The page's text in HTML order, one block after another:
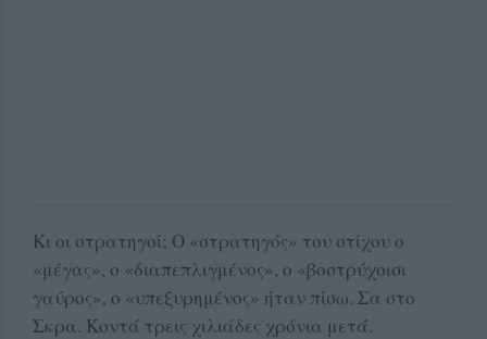
Κι οι στρατηγοί; Ο «στρατηγός» του στίχου ο
«μέγας», ο «διαπεπλιγμένος», ο «βοστρύχοισι
γαύρος», ο «υπεξυρημένος» ήταν πίσω. Σα στο
Σκρα. Κοντά τρεις χιλιάδες χρόνια μετά.